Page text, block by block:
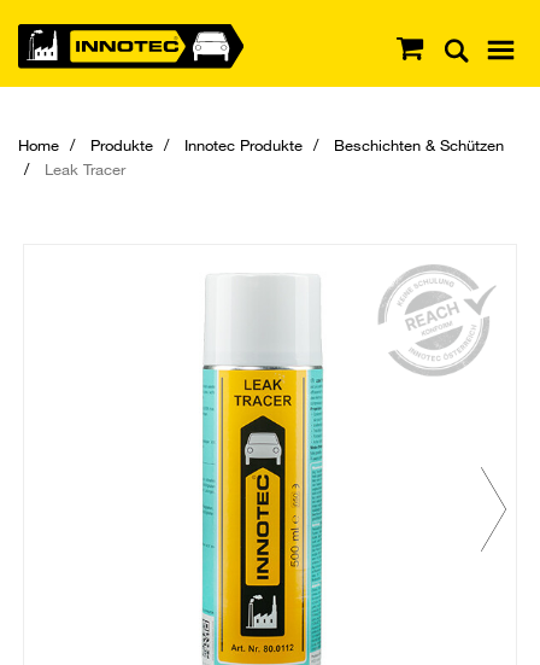
Home Produkte Innotec Produkte
Beschichten & Schützen
Leak Tracer